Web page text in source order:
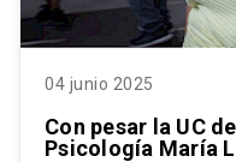
04 junio 2025
Con pesar la UC
Psicología María